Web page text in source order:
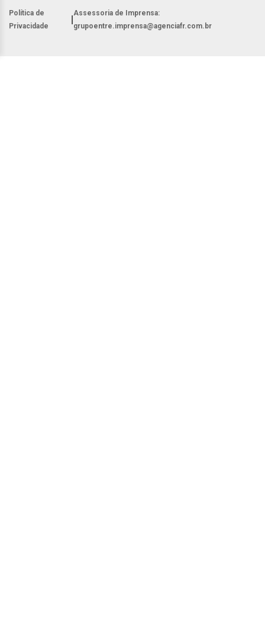
Política de
Privacidade
Assessoria de Imprensa:
grupoentre.imprensa@agenciafr.com.br